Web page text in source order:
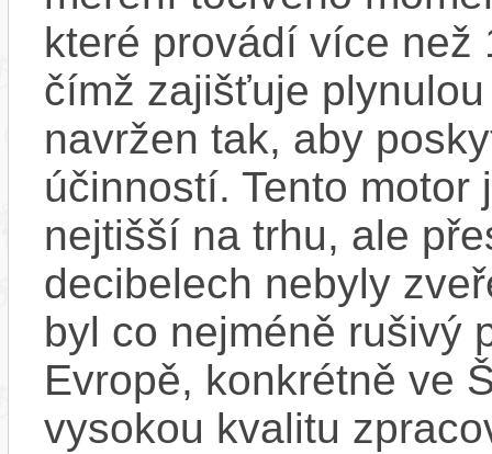
které provádí více než
čímž zajišťuje
navržen tak, aby
účinností​. Tento
nejtišší na trhu, ale
decibelech nebyly
byl co nejméně rušivý
Evropě, konkrétně ve
vysokou kvalitu